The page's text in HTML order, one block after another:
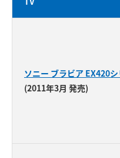
ソニー ブラビア EX420
(2011年3月 発売)